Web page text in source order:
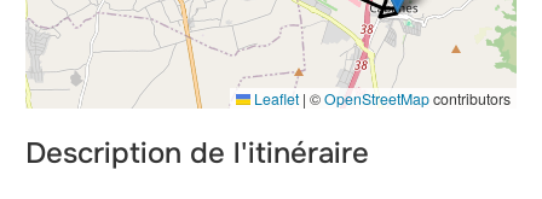
Leaflet | ©OpenStreetMapcontributors
Description de l'itinéraire